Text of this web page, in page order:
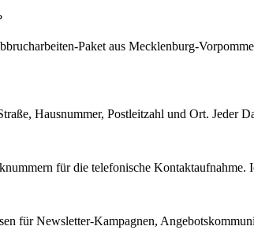
-Paket aus Mecklenburg-
Hausnummer, Postleitzahl und Ort. Jeder
für die telefonische Kontaktaufnahme.
für Newsletter-Kampagnen,